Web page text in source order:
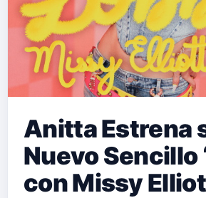
Anitta Estrena
Nuevo Sencillo
con Missy